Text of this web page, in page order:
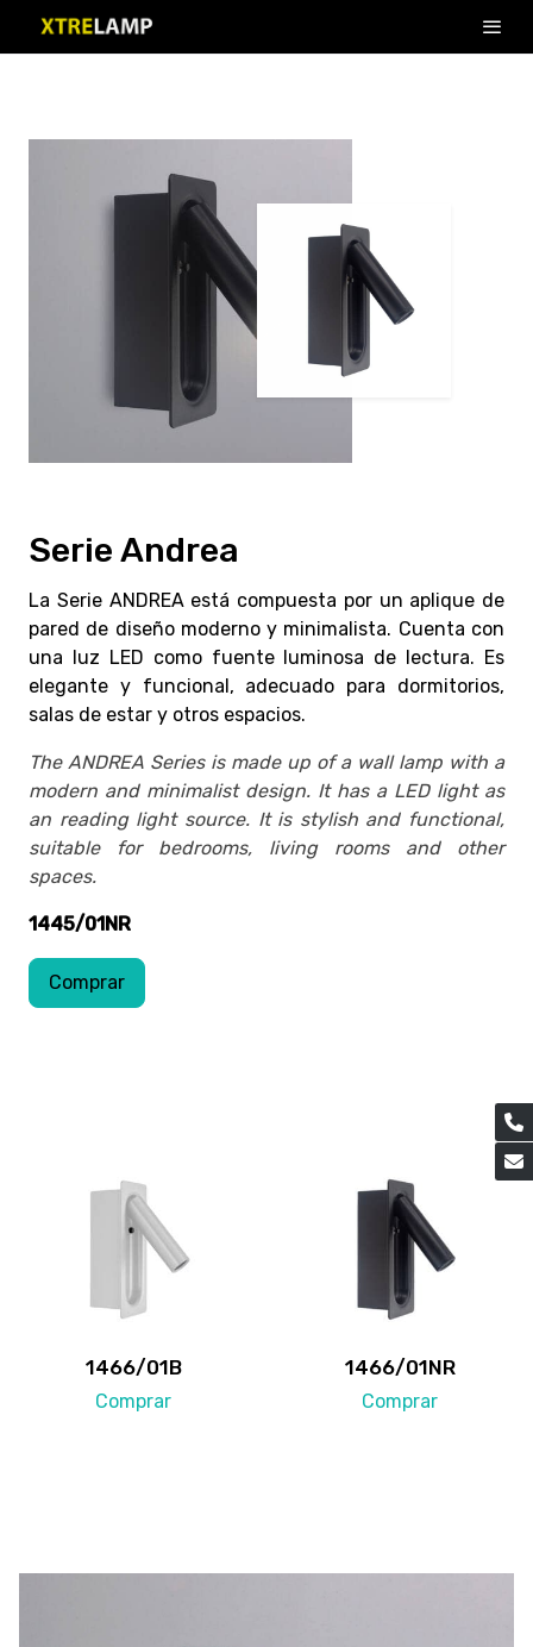
Serie Andrea
La Serie ANDREA está compuesta por un aplique de
pared de diseño moderno y minimalista. Cuenta con
una luz LED como fuente luminosa de lectura. Es
elegante y funcional, adecuado para dormitorios,
salas de estar y otros espacios.
The ANDREA Series is made up of a wall lamp with a
modern and minimalist design. It has a LED light as
an reading light source. It is stylish and functional,
suitable for bedrooms, living rooms and other
spaces.
1445/01NR
Comprar
1466/01B
Comprar
1466/01NR
Comprar